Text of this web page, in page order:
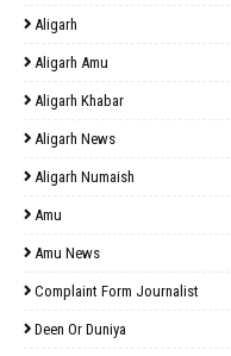
Aligarh
Aligarh Amu
Aligarh Khabar
Aligarh News
Aligarh Numaish
Amu
Amu News
Complaint Form Journalist
Deen Or Duniya